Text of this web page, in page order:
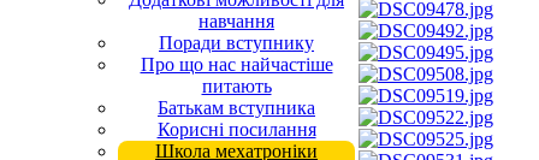
навчання
Поради вступнику
Про що нас найчастіше
питають
Батькам вступника
Корисні посилання
Школа мехатроніки